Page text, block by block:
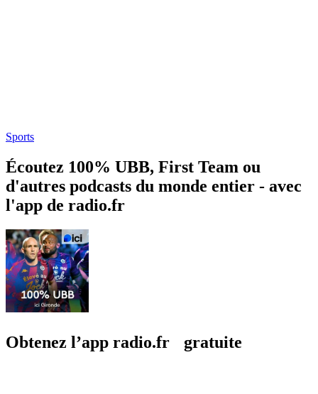
Sports
Écoutez 100% UBB, First Team ou
d'autres podcasts du monde entier - avec
l'app de radio.fr
Obtenez l’app radio.fr gratuite